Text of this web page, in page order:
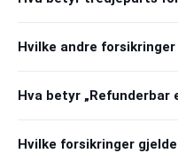
Hvilke andre
Hva betyr „Refunderbar
Hvilke forsikringer